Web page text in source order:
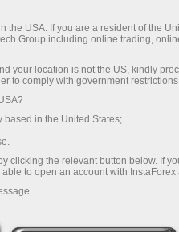
ะห์ฟอเร็กซ์
the USA. If you are a resident of the
Group including online trading,
your location is not the US, kindly
to comply with government
based in the United States;
clicking the relevant button below. If
to open an account with InstaForex